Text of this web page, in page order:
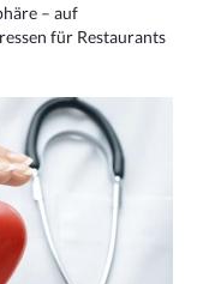
– auf
für Restaurants